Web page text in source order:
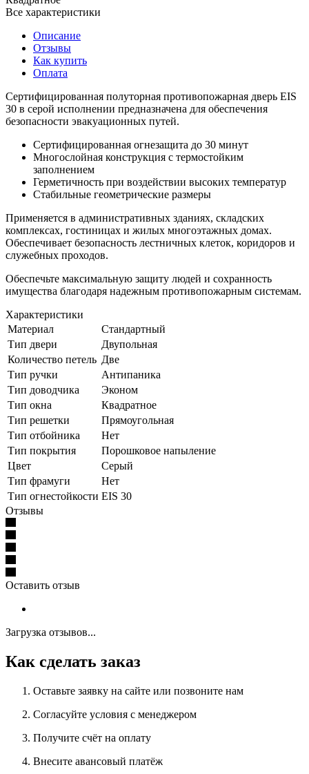
Все характеристики
Описание
Отзывы
Как купить
Оплата
Сертифицированная полуторная противопожарная дверь EIS
30 в серой исполнении предназначена для обеспечения
безопасности эвакуационных путей.
Сертифицированная огнезащита до 30 минут
Многослойная конструкция с термостойким
заполнением
Герметичность при воздействии высоких температур
Стабильные геометрические размеры
Применяется в административных зданиях, складских
комплексах, гостиницах и жилых многоэтажных домах.
Обеспечивает безопасность лестничных клеток, коридоров и
служебных проходов.
Обеспечьте максимальную защиту людей и сохранность
имущества благодаря надежным противопожарным системам.
Характеристики
Материал
Стандартный
Тип двери
Двупольная
Количество петель Две
Тип ручки
Антипаника
Тип доводчика
Эконом
Тип окна
Квадратное
Тип решетки
Прямоугольная
Тип отбойника
Нет
Тип покрытия
Порошковое напыление
Цвет
Серый
Тип фрамуги
Нет
Тип огнестойкости EIS 30
Отзывы
Оставить отзыв
Загрузка отзывов...
Как сделать заказ
Оставьте заявку на сайте или позвоните нам
Согласуйте условия с менеджером
Получите счёт на оплату
Внесите авансовый платёж